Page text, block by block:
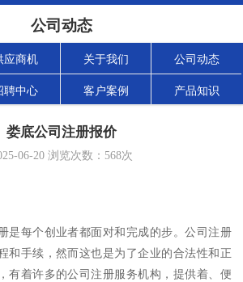
公司动态
应商机 关于我们 公司动态
聘中心 客户案例 产品知识
娄底公司注册报价
06-20浏览次数： 568次
是每个创业者都面对和完成的步。公司注册
和手续，然而这也是为了企业的合法性和正
有着许多的公司注册服务机构，提供着、便